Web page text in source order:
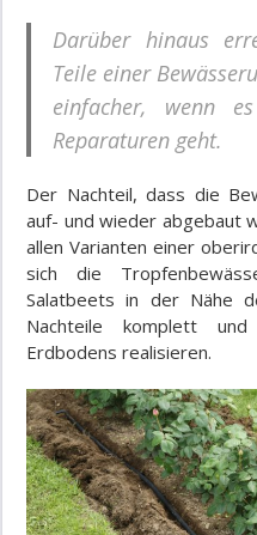
Darüber hinaus
Teile einer
einfacher, wenn
Reparaturen geht.
Der Nachteil, dass die
auf- und wieder abgebaut
allen Varianten einer
sich die
Salatbeets in der Nähe
Nachteile komplett
Erdbodens realisieren.